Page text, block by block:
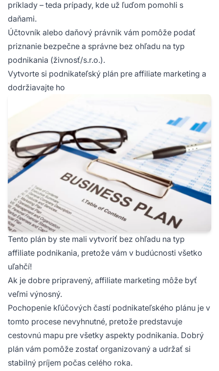
príklady – teda prípady, kde už ľuďom pomohli s
daňami.
Účtovník alebo daňový právnik vám pomôže podať
priznanie bezpečne a správne bez ohľadu na typ
podnikania (živnosť/s.r.o.).
Vytvorte si podnikateľský plán pre affiliate marketing a
dodržiavajte ho
Tento plán by ste mali vytvoriť bez ohľadu na typ
affiliate podnikania, pretože vám v budúcnosti všetko
uľahčí!
Ak je dobre pripravený, affiliate marketing môže byť
veľmi výnosný.
Pochopenie kľúčových častí podnikateľského plánu je v
tomto procese nevyhnutné, pretože predstavuje
cestovnú mapu pre všetky aspekty podnikania. Dobrý
plán vám pomôže zostať organizovaný a udržať si
stabilný príjem počas celého roka.